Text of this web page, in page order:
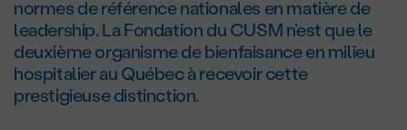
normes de référence nationales en matière de
leadership. La Fondation du CUSM n’est que le
deuxième organisme de bienfaisance en milieu
hospitalier au Québec à recevoir cette
prestigieuse distinction.